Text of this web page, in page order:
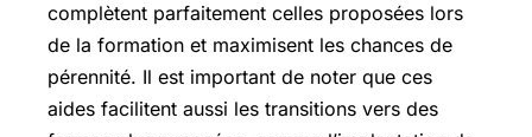
complètent parfaitement celles proposées lors
de la formation et maximisent les chances de
pérennité. Il est important de noter que ces
aides facilitent aussi les transitions vers des